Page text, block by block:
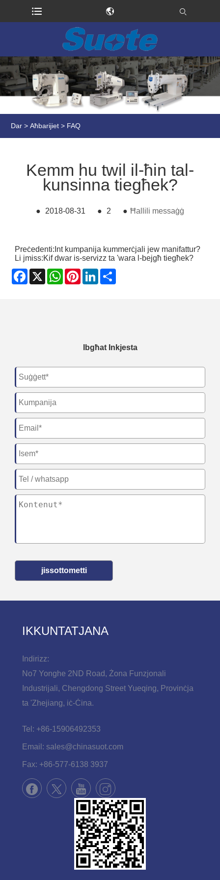
Dar > Aħbarijiet > FAQ
Kemm hu twil il-ħin tal-
kunsinna tiegħek?
● 2018-08-31 ● 2 ● Ħallili messaġġ
Preċedenti: Int kumpanija kummerċjali jew manifattur?
Li jmiss:Kif dwar is-servizz ta 'wara l-bejgħ tiegħek?
Facebook
X WhatsApp
PinterestLinkedIn
Ibgħat Inkjesta
jissottometti
IKKUNTATJANA
Indirizz:
No7 Yonghe 2ND Road, Żona Funzjonali
Industrijali, Chengdong Street Yueqing, Provinċja
ta 'Zhejiang, iċ-Ċina.
Tel: +86-15906492353
Email: sales@chinasuot.com
Fax: +86-577-6138 3937